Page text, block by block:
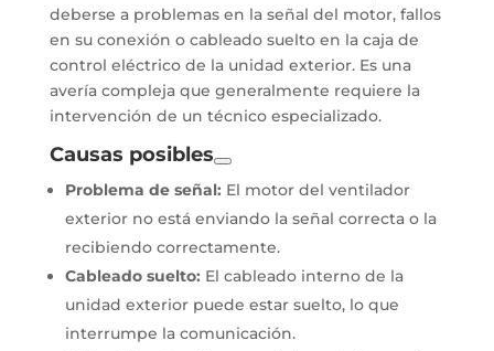
deberse a problemas en la señal del motor, fallos
en su conexión o cableado suelto en la caja de
control eléctrico de la unidad exterior. Es una
avería compleja que generalmente requiere la
intervención de un técnico especializado.
Causas posibles
Problema de señal: El motor del ventilador
exterior no está enviando la señal correcta o la
recibiendo correctamente.
Cableado suelto: El cableado interno de la
unidad exterior puede estar suelto, lo que
interrumpe la comunicación.